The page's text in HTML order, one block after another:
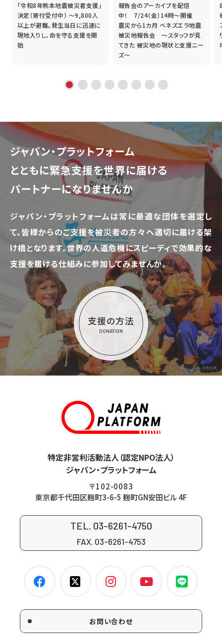
「令和8年熊本地震被災者支援」
決定（寄付受付中） ～9,800人
以上が避難。発生当日に迅速に
現地入りし、命を守る支援を開
始
報告会のアーカイブを配信
中！ 7/24（金）14時～開催
震災から1カ月 ベネズエラ地震
被災地報告会 ～スタッフが見
てきた 被災地の現状と支援ニー
ズ～
ジャパン・プラットフォーム
とともに緊急支援を世界に届ける
パートナーになりませんか
ジャパン・プラットフォームは常に最適な団体を選定し
て、皆様からのご支援を被災者の方々へ適切に届ける架
け橋となります。世界の人道危機にスピーディで効果的な
支援を届ける仕組みに参加してみませんか。
支援の方法
DONATION
©KnK
特定非営利活動法人（認定NPO法人）
ジャパン・プラットフォーム
〒102-0083
東京都千代田区麹町3-6-5 麹町GN安田ビル 4F
TEL. 03-6261-4750
FAX. 03-6261-4753
お問い合わせ